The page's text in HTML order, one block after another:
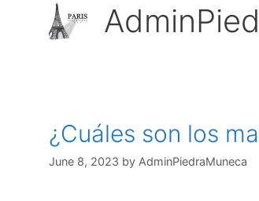
¿Cuáles son los
June 8, 2023 by AdminPiedraMuneca